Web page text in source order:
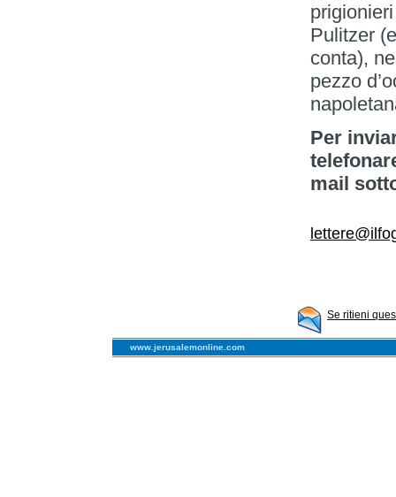
Pulitzer
conta),
pezzo
Per
mail
Se ritieni
www.jerusalemonline.com